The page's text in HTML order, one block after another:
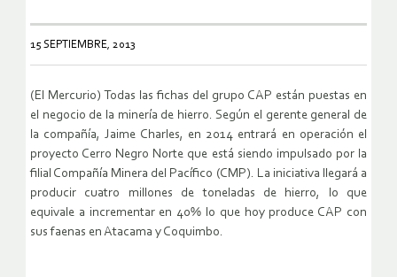
15 SEPTIEMBRE, 2013
(El Mercurio) Todas las fichas del grupo CAP están puestas en
el negocio de la minería de hierro. Según el gerente general de
la compañía, Jaime Charles, en 2014 entrará en operación el
proyecto Cerro Negro Norte que está siendo impulsado por la
filial Compañía Minera del Pacífico (CMP). La iniciativa llegará a
producir cuatro millones de toneladas de hierro, lo que
equivale a incrementar en 40% lo que hoy produce CAP con
sus faenas en Atacama y Coquimbo.